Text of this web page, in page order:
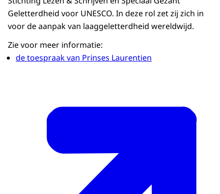
Geletterdheid voor UNESCO. In deze rol zet zij zich in
voor de aanpak van laaggeletterdheid wereldwijd.
Zie voor meer informatie:
de toespraak van Prinses Laurentien